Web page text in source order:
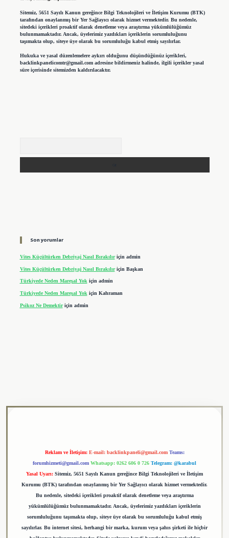
Sitemiz, 5651 Sayılı Kanun gereğince Bilgi Teknolojileri ve İletişim Kurumu (BTK)
tarafından onaylanmış bir Yer Sağlayıcı olarak hizmet vermektedir. Bu nedenle,
sitedeki içerikleri proaktif olarak denetleme veya araştırma yükümlülüğümüz
bulunmamaktadır. Ancak, üyelerimiz yazdıkları içeriklerin sorumluluğunu
taşımakta olup, siteye üye olarak bu sorumluluğu kabul etmiş sayılırlar.
Hukuka ve yasal düzenlemelere aykırı olduğunu düşündüğünüz içerikleri,
backlinkpanelicomtr@gmail.comadresine bildirmeniz halinde, ilgili içerikler yasal
süre içerisinde sitemizden kaldırılacaktır.
Son yorumlar
Vites Küçültürken Debriyaj Nasıl Bırakılıriçin admin
Vites Küçültürken Debriyaj Nasıl Bırakılıriçin Başkan
Türkiyede Neden Mareşal Yokiçin admin
Türkiyede Neden Mareşal Yok için Kahraman
Psikoz Ne Demektiriçin admin
Reklam ve İletişim: E-mail: backlinkpaneli@gmail.com Teams:
forumhizmeti@gmail.com Whatsapp: 0262 606 0 726 Telegram: @karabul
Yasal Uyarı: Sitemiz, 5651 Sayılı Kanun gereğince Bilgi Teknolojileri ve İletişim
Kurumu (BTK) tarafından onaylanmış bir Yer Sağlayıcı olarak hizmet vermektedir.
Bu nedenle, sitedeki içerikleri proaktif olarak denetleme veya araştırma
yükümlülüğümüz bulunmamaktadır. Ancak, üyelerimiz yazdıkları içeriklerin
sorumluluğunu taşımakta olup, siteye üye olarak bu sorumluluğu kabul etmiş
sayılırlar. Bu internet sitesi, herhangi bir marka, kurum veya şahıs şirketi ile hiçbir